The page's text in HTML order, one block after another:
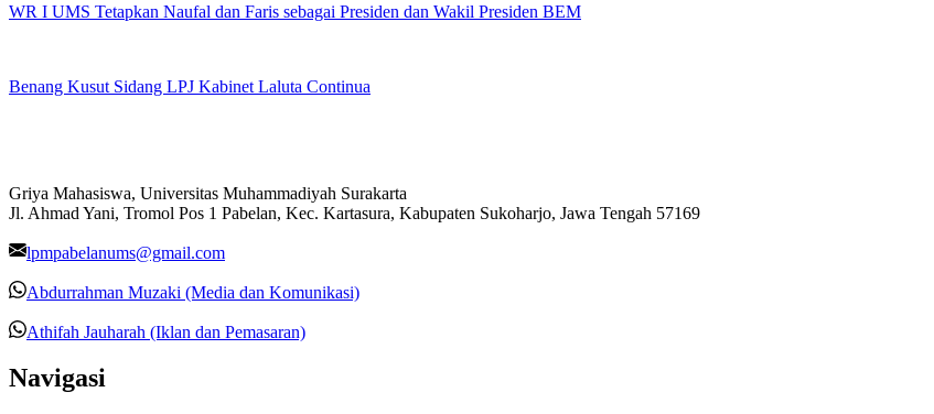
WR I UMS Tetapkan Naufal dan Faris sebagai Presiden dan Wakil Presiden BEM
Benang Kusut Sidang LPJ Kabinet Laluta Continua
Griya Mahasiswa, Universitas Muhammadiyah Surakarta
Jl. Ahmad Yani, Tromol Pos 1 Pabelan, Kec. Kartasura, Kabupaten Sukoharjo, Jawa Tengah 57169
lpmpabelanums@gmail.com
Abdurrahman Muzaki (Media dan Komunikasi)
Athifah Jauharah (Iklan dan Pemasaran)
Navigasi